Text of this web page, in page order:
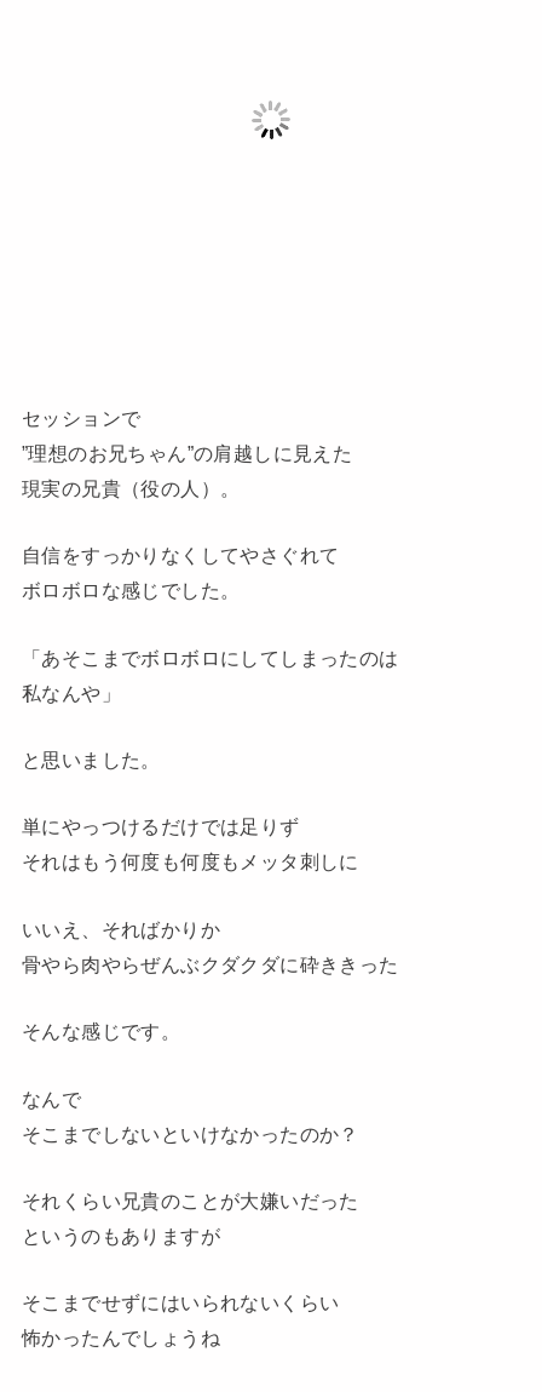
セッションで
”理想のお兄ちゃん”の肩越しに見えた
現実の兄貴（役の人）。
自信をすっかりなくしてやさぐれて
ボロボロな感じでした。
「あそこまでボロボロにしてしまったのは
私なんや」
と思いました。
単にやっつけるだけでは足りず
それはもう何度も何度もメッタ刺しに
いいえ、そればかりか
骨やら肉やらぜんぶクダクダに砕ききった
そんな感じです。
なんで
そこまでしないといけなかったのか？
それくらい兄貴のことが大嫌いだった
というのもありますが
そこまでせずにはいられないくらい
怖かったんでしょうね